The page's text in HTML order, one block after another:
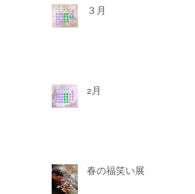
３月
2月
春の福笑い展